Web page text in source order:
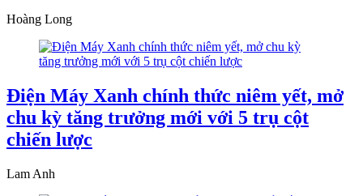
Hoàng Long
Điện Máy Xanh chính thức niêm yết, mở
chu kỳ tăng trưởng mới với 5 trụ cột
chiến lược
Lam Anh